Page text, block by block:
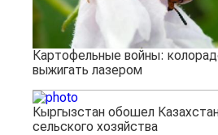
Картофельные войны:
выжигать лазером
Кыргызстан обошел
сельского хозяйства